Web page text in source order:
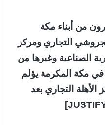
من أبناء مكة
التجاري ومركز
الصناعية وغيرها من
في مكة المكرمة يؤلم
الأهلة التجاري بعد